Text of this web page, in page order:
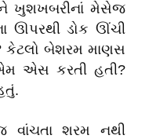
ખુશખબરીનાં મેસેજ
ઊપરથી ડોક ઊંચી
કેટલો બેશરમ માણસ
એસ કરતી હતી?
વાંચતા શરમ નથી